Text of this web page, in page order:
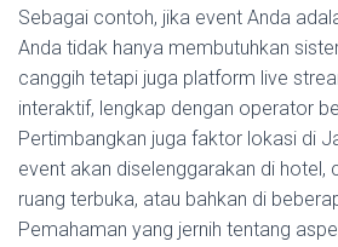
Sebagai contoh, jika event Anda
Anda tidak hanya membutuhkan
canggih tetapi juga platform live
interaktif, lengkap dengan operator
Pertimbangkan juga faktor lokasi di
event akan diselenggarakan di hotel,
ruang terbuka, atau bahkan di
Pemahaman yang jernih tentang